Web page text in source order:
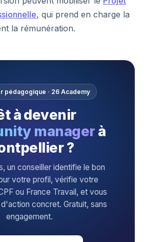
, qui prend en charge la
la rémunération.
pédagogique · 26 Academy
à devenir
manager à
?
un conseiller identifie le bon
votre profil, vérifie votre
ou France Travail, et vous
concret. Gratuit, sans
engagement.